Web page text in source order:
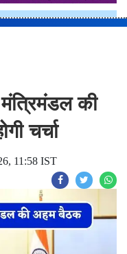
मंत्रिमंडल की
चर्चा
11:58 IST